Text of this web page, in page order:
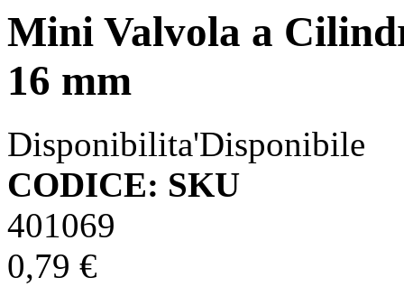
Mini Valvola a
16 mm
Disponibilita'Disponibile
CODICE: SKU
401069
0,79 €